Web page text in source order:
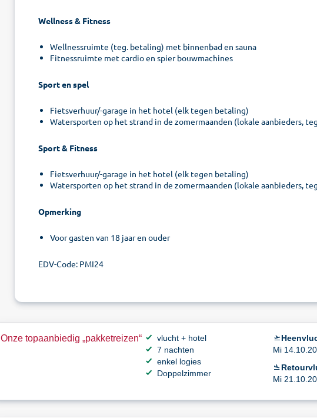
Wellness & Fitness
Wellnessruimte (teg. betaling) met binnenbad en sauna
Fitnessruimte met cardio en spier bouwmachines
Sport en spel
Fietsverhuur/-garage in het hotel (elk tegen betaling)
Watersporten op het strand in de zomermaanden (lokale aanbieders,
Sport & Fitness
Fietsverhuur/-garage in het hotel (elk tegen betaling)
Watersporten op het strand in de zomermaanden (lokale aanbieders,
Opmerking
Voor gasten van 18 jaar en ouder
EDV-Code: PMI24
Onze topaanbiedig „pakketreizen“
vlucht + hotel
7 nachten
enkel logies
Doppelzimmer
Mi
Mi